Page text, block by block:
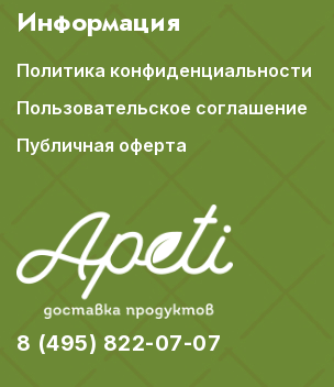
Информация
Политика конфиденциальности
Пользовательское соглашение
Публичная оферта
8 (495) 822-07-07